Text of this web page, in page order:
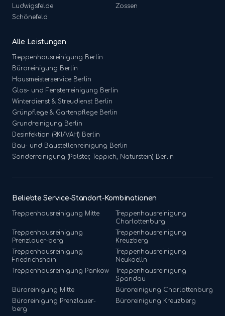
Ludwigsfelde
Zossen
Schönefeld
Alle Leistungen
Treppenhausreinigung Berlin
Büroreinigung Berlin
Hausmeisterservice Berlin
Glas- und Fensterreinigung Berlin
Winterdienst & Streudienst Berlin
Grünpflege & Gartenpflege Berlin
Grundreinigung Berlin
Desinfektion (RKI/VAH) Berlin
Bau- und Baustellenreinigung Berlin
Sonderreinigung (Polster, Teppich, Naturstein) Berlin
Beliebte Service-Standort-Kombinationen
Treppenhausreinigung Mitte
Treppenhausreinigung
Charlottenburg
Treppenhausreinigung
Prenzlauer-berg
Treppenhausreinigung
Kreuzberg
Treppenhausreinigung
Friedrichshain
Treppenhausreinigung
Neukoelln
Treppenhausreinigung Pankow
Treppenhausreinigung
Spandau
Büroreinigung Mitte Büroreinigung Charlottenburg
Büroreinigung Prenzlauer-
berg
Büroreinigung Kreuzberg